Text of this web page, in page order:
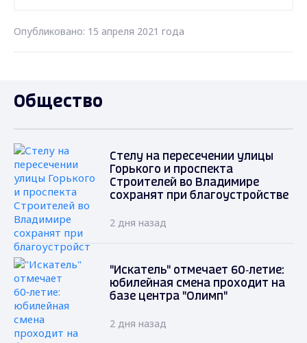
Опубликовано: 15 апреля 2021 года
Общество
Стелу на пересечении улицы
Горького и проспекта
Строителей во Владимире
сохранят при благоустройстве
2 дня назад
"Искатель" отмечает 60‑летие:
юбилейная смена проходит на
базе центра "Олимп"
2 дня назад